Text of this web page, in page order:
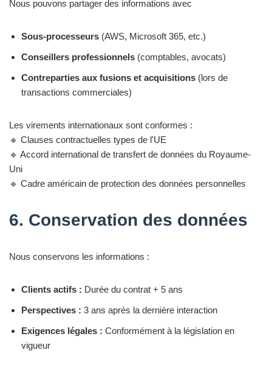
Nous pouvons partager des informations avec
Sous-processeurs (AWS, Microsoft 365, etc.)
Conseillers professionnels (comptables, avocats)
Contreparties aux fusions et acquisitions (lors de
transactions commerciales)
Les virements internationaux sont conformes :
🔹 Clauses contractuelles types de l'UE
🔹 Accord international de transfert de données du Royaume-
Uni
🔹 Cadre américain de protection des données personnelles
6. Conservation des données
Nous conservons les informations :
Clients actifs : Durée du contrat + 5 ans
Perspectives : 3 ans après la dernière interaction
Exigences légales : Conformément à la législation en
vigueur